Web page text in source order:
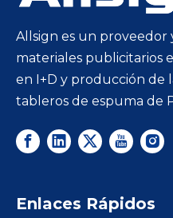
Allsign es un proveedor
materiales publicitarios
en I+D y producción de
tableros de espuma de
Enlaces Rápidos